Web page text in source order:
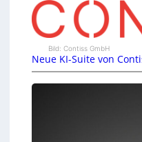
Bild: Contiss GmbH
Neue KI-Suite von